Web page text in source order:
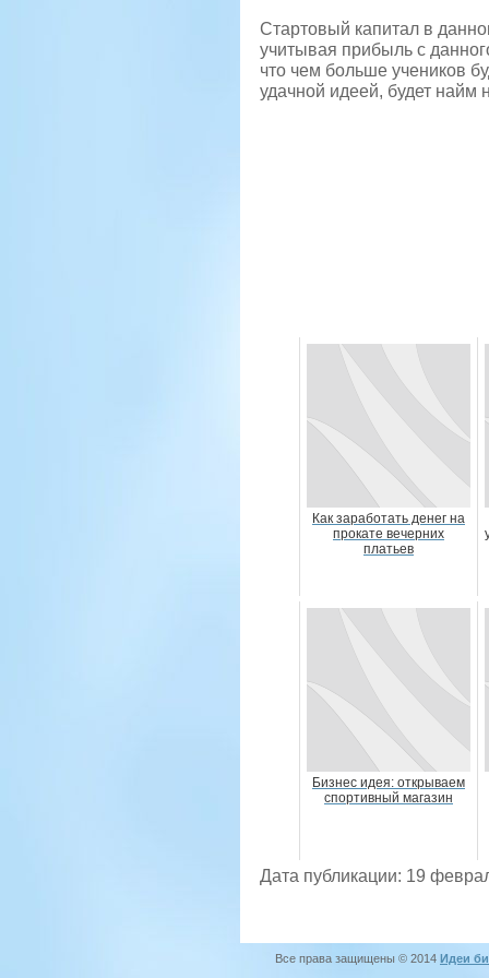
Стартовый капитал в
учитывая прибыль с
что чем больше учеников
удачной идеей, будет найм
Как заработать денег на
прокате вечерних
платьев
Бизнес идея: открываем
спортивный магазин
Дата публикации: 19
Все права защищены © 2014 Идеи